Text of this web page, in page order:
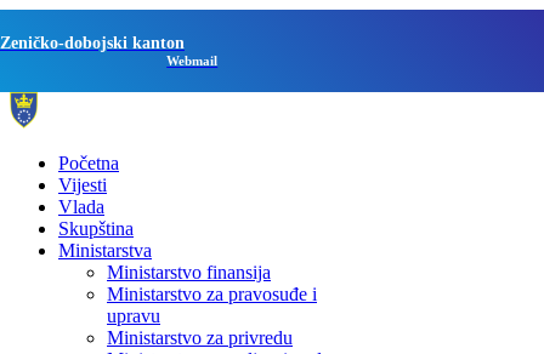
Zeničko-dobojski kanton
Webmail
Početna
Vijesti
Vlada
Skupština
Ministarstva
Ministarstvo finansija
Ministarstvo za pravosuđe i
upravu
Ministarstvo za privredu